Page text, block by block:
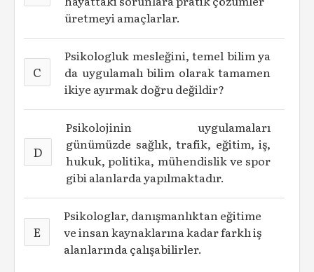
üretmeyi amaçlarlar.
C
Psikologluk mesleğini, temel bilim ya
da uygulamalı bilim olarak tamamen
ikiye ayırmak doğru değildir?
D
Psikolojinin uygulamaları
günümüzde sağlık, trafik, eğitim, iş,
hukuk, politika, mühendislik ve spor
gibi alanlarda yapılmaktadır.
E
Psikologlar, danışmanlıktan eğitime
ve insan kaynaklarına kadar farklı iş
alanlarında çalışabilirler.